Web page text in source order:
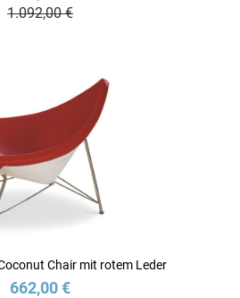
1.092,00 €
Chair mit rotem Leder
662,00 €